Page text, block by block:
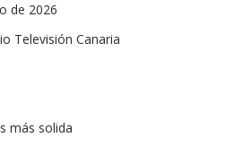
de 2026
Televisión Canaria
más solida